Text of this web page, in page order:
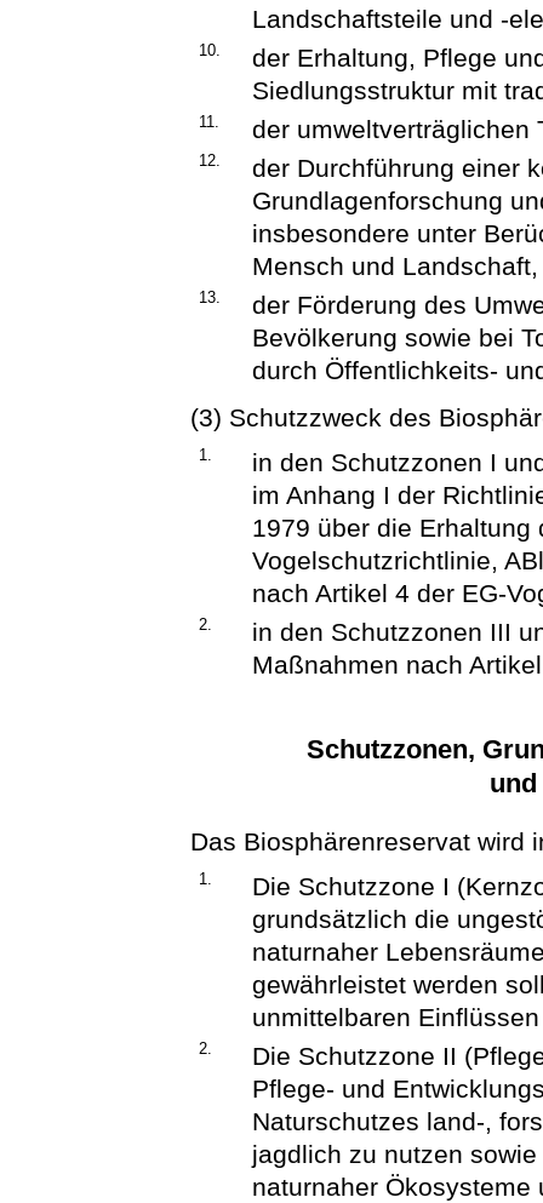
Landschaftsteile und -
10.
der Erhaltung, Pflege
Siedlungsstruktur mit
11. der umweltverträglichen
12.
der Durchführung einer
Grundlagenforschung
insbesondere unter
Mensch und Landschaft,
13.
der Förderung des
Bevölkerung sowie bei
durch Öffentlichkeits-
(3) Schutzzweck des
1.
in den Schutzzonen I
im Anhang I der
1979 über die Erhaltung
Vogelschutzrichtlinie,
nach Artikel 4 der EG-
2.
in den Schutzzonen III
Maßnahmen nach
Schutzzonen,
Das Biosphärenreservat wird
1.
Die Schutzzone I
grundsätzlich die
naturnaher
gewährleistet werden
unmittelbaren
2.
Die Schutzzone II
Pflege- und
Naturschutzes land-,
jagdlich zu nutzen
naturnaher Ökosysteme